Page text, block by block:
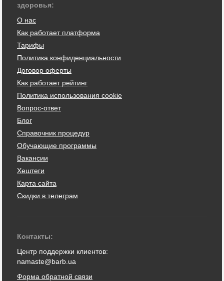
здоровья:
О нас
Как работает платформа
Тарифы
Политика конфиденциальности
Договор оферты
Как работает рейтинг
Политика использования cookie
Вопрос-ответ
Блог
Справочник процедур
Обучающие программы
Вакансии
Хештеги
Карта сайта
Скидки в телеграм
Контакты:
Центр поддержки клиентов:
namaste@barb.ua
Форма обратной связи